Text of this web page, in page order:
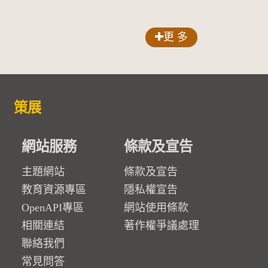
更 多
策展
網站服務
主題網站
教育資源專區
OpenAPI專區
相關連結
聯絡我們
常見問答
條款及宣告
條款及宣告
隱私權宣告
網站使用條款
著作權爭議處理